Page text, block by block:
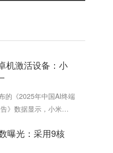
机激活设备：小
的《2025年中国AI终端
》数据显示，小米
产新旗舰机激活设备
曝光：采用9核